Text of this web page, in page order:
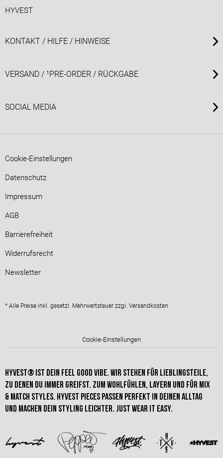
HYVEST
KONTAKT / HILFE / HINWEISE
VERSAND / ¹PRE-ORDER / RÜCKGABE
SOCIAL MEDIA
Cookie-Einstellungen
Datenschutz
Impressum
AGB
Barrierefreiheit
Widerrufsrecht
Newsletter
* Alle Preise inkl. gesetzl. Mehrwertsteuer zzgl. Versandkosten
Cookie-Einstellungen
HYVEST® IST dein FEEL GOOD VIBE. Wir stehen für Lieblingsteile,
zu denen du immer greifst. Zum Wohlfühlen, Layern und für Mix
& Match styles. hyvest pieces passen perfekt in deinen alltag
und machen dein STYLING leichter. just wear it easy.